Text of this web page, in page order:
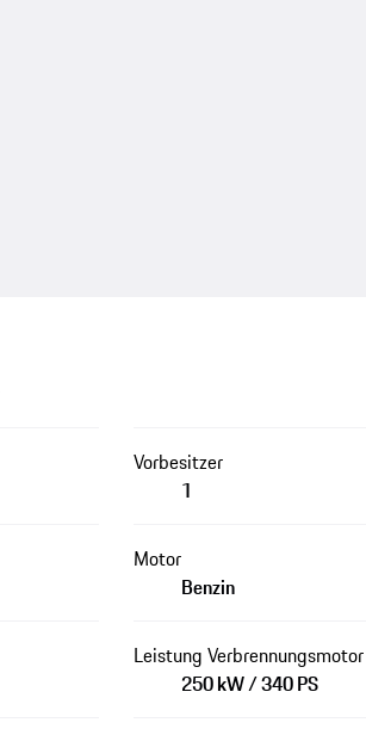
Vorbesitzer
1
Motor
Benzin
Leistung Verbrennungsmotor
250 kW / 340 PS